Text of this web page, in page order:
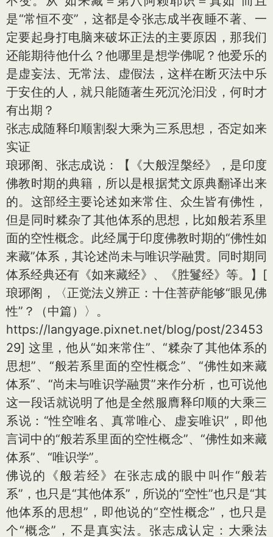
是“常恒不变”，这都是令张志成半夜睡不著、一
定要起身打电脑来破坏正法的主要原因，那我们
还能期待他什么？他哪里是想学佛呢？他爱乐的
是虚妄法、无常法、虚假法，这样在断灭法中乐
于安住的人，就只能随著生死沉沦汩没，何时才
有出期？
张志成随释印顺割裂大乘为三系思想，否定如来
实证
琅琊阁、张志成说：【《大般涅槃经》，是印度
佛教时期的典籍，所以是根据梵文原典翻译出来
的。这部经主要论述如来常住、众生皆有佛性，
但是同时糅杂了其他体系的思想，比如般若系里
面的空性概念。此经属于印度佛教时期的“佛性如
来藏”体系，其论述尚未与唯识学融贯。同时期同
体系经典还有《如来藏经》、《胜鬘经》等。】 [
琅琊阁，〈正觉法义辨正：十住菩萨能够“眼见佛
性”？（中篇）〉。
https://langyage.pixnet.net/blog/post/23453
29] 这里，他从“如来常住”、“糅杂了其他体系的
思想”、“般若系里面的空性概念”、“佛性如来藏
体系”、“尚未与唯识学融贯”来作分析，也可说他
这一段话就说明了他是全然服膺释印顺的大乘三
系说：“性空唯名、真常唯心、虚妄唯识”，即他
言词中的“般若系里面的空性概念”、“佛性如来藏
体系”、“唯识学”。
佛说的《般若经》在张志成的眼中叫作“般若
系”，也只是“其他体系”，所说的“空性”也只是“其
他体系的思想”，即他说的“空性概念”，也只是
个“概念”，不是真实法。张志成认定：大乘法